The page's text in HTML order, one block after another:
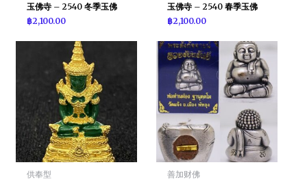
玉佛寺 – 2540 冬季玉佛
฿2,100.00
玉佛寺 – 2540 春季玉佛
฿2,100.00
供奉型 善加财佛